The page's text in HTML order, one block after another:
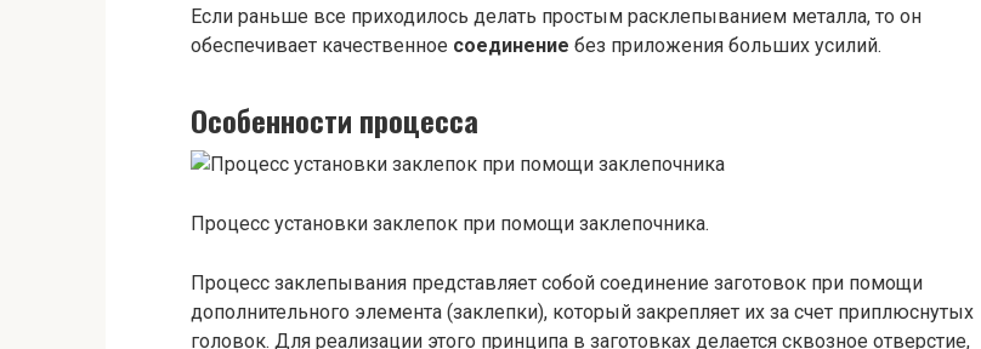
Если раньше все приходилось делать простым расклепыванием металла, то он
обеспечивает качественное соединение без приложения больших усилий.
Особенности процесса
Процесс установки заклепок при помощи заклепочника.
Процесс заклепывания представляет собой соединение заготовок при помощи
дополнительного элемента (заклепки), который закрепляет их за счет приплюснутых
головок. Для реализации этого принципа в заготовках делается сквозное отверстие,